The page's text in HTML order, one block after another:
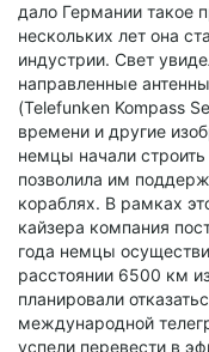
дало Германии такое
нескольких лет она
индустрии. Свет
направленные
(Telefunken Kompass
времени и другие
немцы начали строить
позволила им
кораблях. В рамках
кайзера компания
года немцы
расстоянии 6500 км
планировали
международной
успели перевести в